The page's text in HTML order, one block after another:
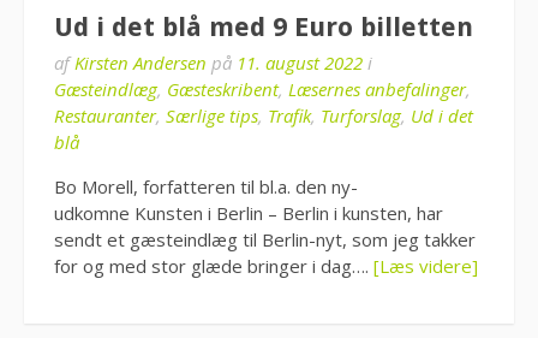
Ud i det blå med 9 Euro billetten
afKirsten Andersen på 11. august 2022 i
Gæsteindlæg, Gæsteskribent, Læsernes anbefalinger,
Restauranter, Særlige tips, Trafik, Turforslag, Ud i det
blå
Bo Morell, forfatteren til bl.a. den ny-
udkomne Kunsten i Berlin – Berlin i kunsten, har
sendt et gæsteindlæg til Berlin-nyt, som jeg takker
for og med stor glæde bringer i dag…. [Læs videre]